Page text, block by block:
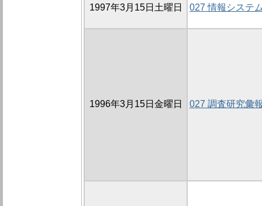
1997年3月15日土曜日 027 情報システ
1996年3月15日金曜日 027 調査研究彙